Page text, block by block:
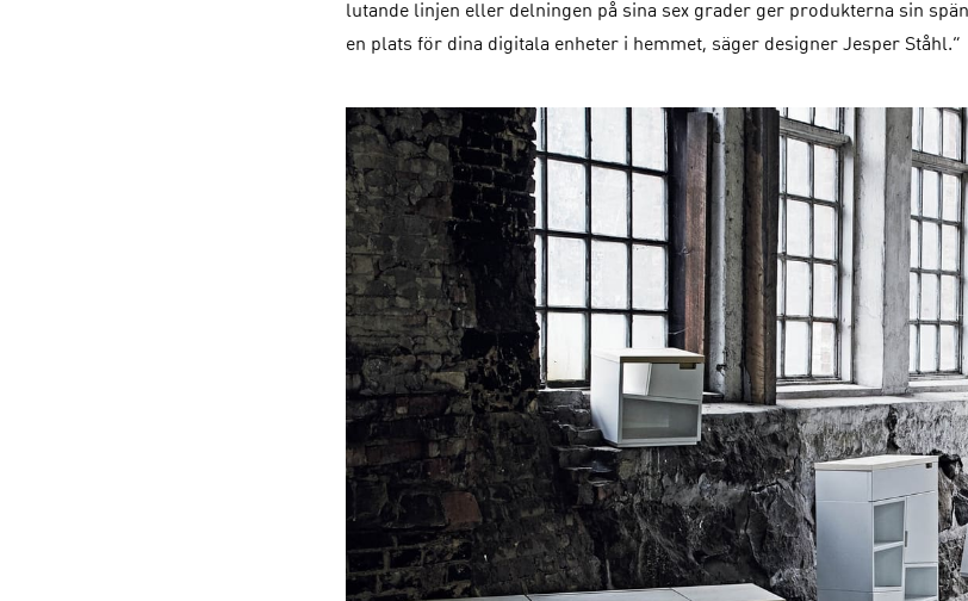
lutande linjen eller delningen på sina sex grader ger produkterna sin
en plats för dina digitala enheter i hemmet, säger designer Jesper Ståhl.”